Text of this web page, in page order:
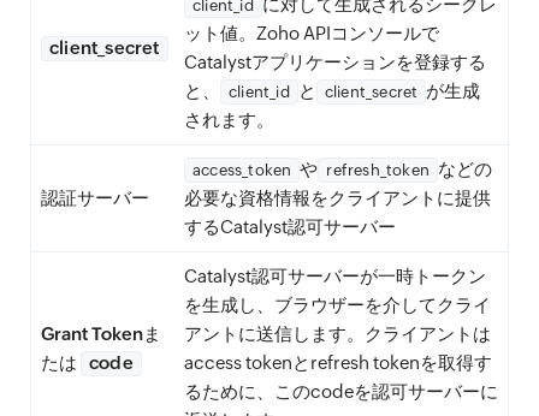
client_secret
client_id に対して生成されるシークレ
ット値。Zoho APIコンソールで
Catalystアプリケーションを登録する
と、
client_id と client_secret が生成
されます。
認証サーバー
access_token や refresh_token などの
必要な資格情報をクライアントに提供
するCatalyst認可サーバー
Grant Tokenま
たは
code
Catalyst認可サーバーが一時トークン
を生成し、ブラウザーを介してクライ
アントに送信します。クライアントは
access tokenとrefresh tokenを取得す
るために、このcodeを認可サーバーに